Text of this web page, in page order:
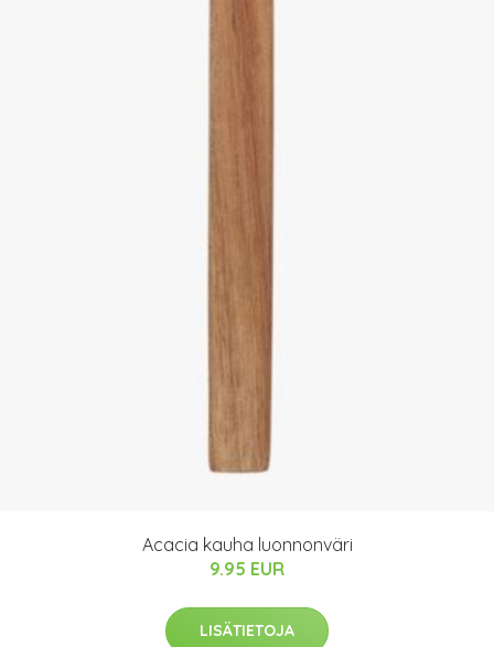
Acacia kauha luonnonväri
9.95 EUR
LISÄTIETOJA